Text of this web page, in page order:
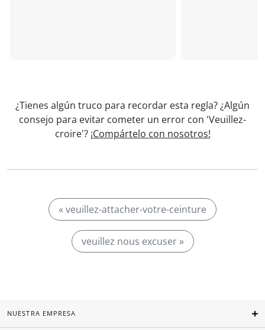
¿Tienes algún truco para recordar esta regla? ¿Algún
consejo para evitar cometer un error con 'Veuillez-
croire'? ¡Compártelo con nosotros!
« veuillez-attacher-votre-ceinture
veuillez nous excuser »
NUESTRA EMPRESA